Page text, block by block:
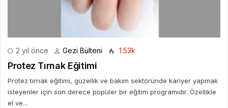
2 yıl önce Gezi Bülteni 1.53k
Protez Tırnak Eğitimi
Protez tırnak eğitimi, güzellik ve bakım sektöründe kariyer yapmak
isteyenler için son derece popüler bir eğitim programıdır. Özellikle
el ve...